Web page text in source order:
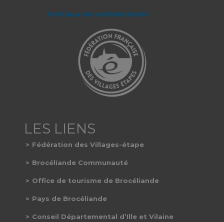
Politique de confidentialité
Fédération des Villages-étape
Brocéliande Communauté
Office de tourisme de Brocéliande
Pays de Brocéliande
Conseil Départemental d’Ille et Vilaine